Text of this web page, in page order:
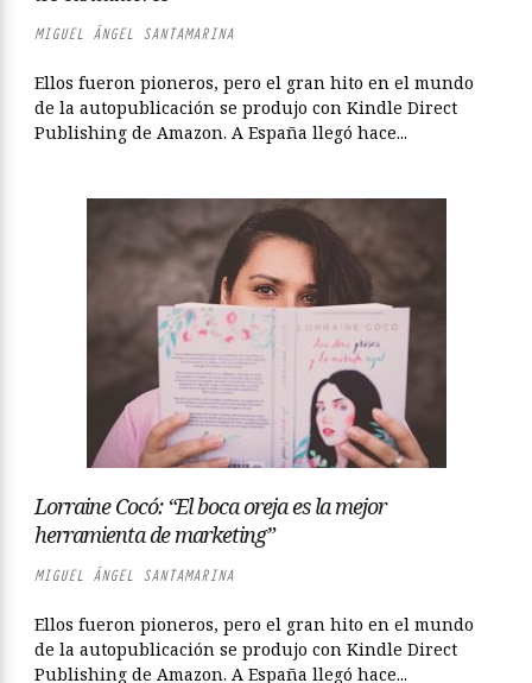
MIGUEL ÁNGEL SANTAMARINA
Ellos fueron pioneros, pero el gran hito en el mundo
de la autopublicación se produjo con Kindle Direct
Publishing de Amazon. A España llegó hace...
Lorraine Cocó: “El boca oreja es la mejor
herramienta de marketing”
MIGUEL ÁNGEL SANTAMARINA
Ellos fueron pioneros, pero el gran hito en el mundo
de la autopublicación se produjo con Kindle Direct
Publishing de Amazon. A España llegó hace...